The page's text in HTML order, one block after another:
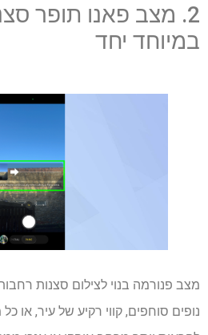
2. מצב פאנו תופר
במיוחד יחד
מצב פנורמה בנוי לצילום סצנות
נופים סוחפים, קווי רקיע של עיר, או